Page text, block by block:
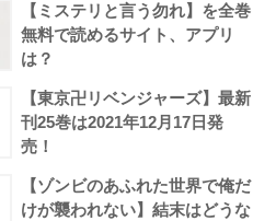
【ミステリと言う勿れ】を全巻
無料で読めるサイト、アプリ
は？
【東京卍リベンジャーズ】最新
刊25巻は2021年12月17日発
売！
【ゾンビのあふれた世界で俺だ
けが襲われない】結末はどうな